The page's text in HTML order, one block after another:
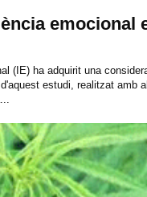
emocional
(IE) ha adquirit una
estudi, realitzat amb